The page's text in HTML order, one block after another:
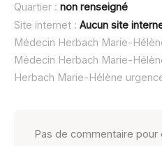
Quartier : non renseigné
Site internet : Aucun site
Médecin Herbach Marie-
Médecin Herbach Marie-
Pas de commentaire pour